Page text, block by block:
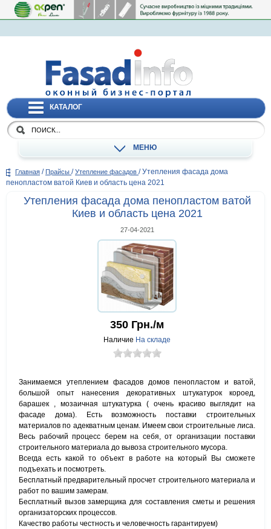
КАТАЛОГ
МЕНЮ
Главная / Прайсы / Утепление фасадов / Утепления фасада дома
пенопластом ватой Киев и область цена 2021
Утепления фасада дома пенопластом ватой
Киев и область цена 2021
27-04-2021
350 Грн./м
Наличие На складе
Занимаемся утеплением фасадов домов пенопластом и ватой,
большой опыт нанесения декоративных штукатурок короед,
барашек , мозаичная штукатурка ( очень красиво выглядит на
фасаде дома). Есть возможность поставки строительных
материалов по адекватным ценам. Имеем свои строительные лиса.
Весь рабочий процесс берем на себя, от организации поставки
строительного материала до вывоза строительного мусора.
Всегда есть какой то объект в работе на который Вы сможете
подъехать и посмотреть.
Бесплатный предварительный просчет строительного материала и
работ по вашим замерам.
Бесплатный вызов замерщика для составления сметы и решения
организаторских процессов.
Качество работы честность и человечность гарантируем)